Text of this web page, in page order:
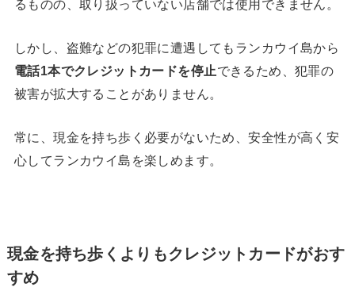
るものの、取り扱っていない店舗では使用できません。
しかし、盗難などの犯罪に遭遇してもランカウイ島から
電話1本でクレジットカードを停止できるため、犯罪の
被害が拡大することがありません。
常に、現金を持ち歩く必要がないため、安全性が高く安
心してランカウイ島を楽しめます。
現金を持ち歩くよりもクレジットカードがおす
すめ